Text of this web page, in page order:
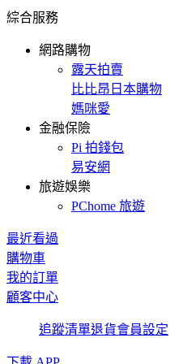
綜合服務
網路購物
露天拍賣
比比昂日本購物
媽咪愛
金融保險
Pi 拍錢包
易安網
旅遊娛樂
PChome 旅遊
最近看過
購物車
我的訂單
顧客中心
追蹤清單退貨會員設定